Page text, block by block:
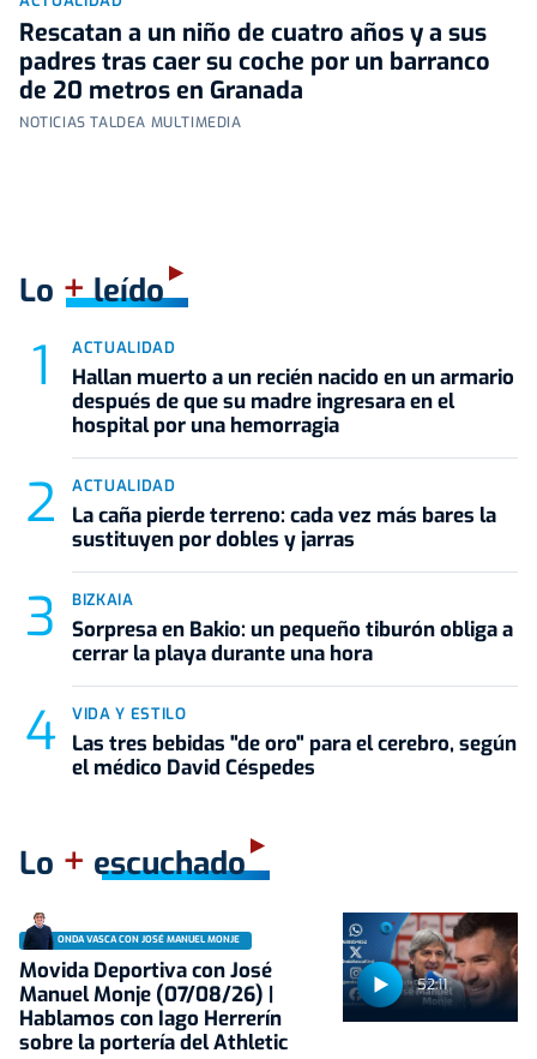
Rescatan a un niño de cuatro años y a sus
padres tras caer su coche por un barranco
de 20 metros en Granada
NOTICIAS TALDEA MULTIMEDIA
Lo +leído
ACTUALIDAD
Hallan muerto a un recién nacido en un armario
después de que su madre ingresara en el
hospital por una hemorragia
ACTUALIDAD
La caña pierde terreno: cada vez más bares la
sustituyen por dobles y jarras
BIZKAIA
Sorpresa en Bakio: un pequeño tiburón obliga a
cerrar la playa durante una hora
VIDA Y ESTILO
Las tres bebidas "de oro" para el cerebro, según
el médico David Céspedes
Lo + escuchado
52:11
ONDA VASCA CON JOSÉ MANUEL MONJE
Movida Deportiva con José
Manuel Monje (07/08/26) |
Hablamos con Iago Herrerín
sobre la portería del Athletic